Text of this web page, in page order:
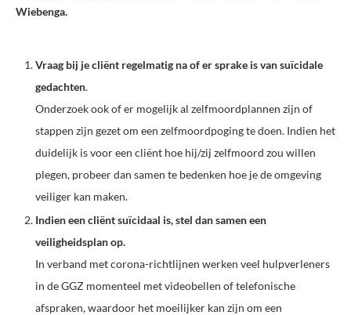
Wiebenga.
Vraag bij je cliënt regelmatig na of er sprake is van suïcidale
gedachten.
Onderzoek ook of er mogelijk al zelfmoordplannen zijn of
stappen zijn gezet om een zelfmoordpoging te doen. Indien het
duidelijk is voor een cliënt hoe hij/zij zelfmoord zou willen
plegen, probeer dan samen te bedenken hoe je de omgeving
veiliger kan maken.
Indien een cliënt suïcidaal is, stel dan samen een
veiligheidsplan op.
In verband met corona-richtlijnen werken veel hulpverleners
in de GGZ momenteel met videobellen of telefonische
afspraken, waardoor het moeilijker kan zijn om een